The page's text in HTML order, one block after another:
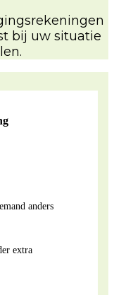
bij uw situatie
anders
extra